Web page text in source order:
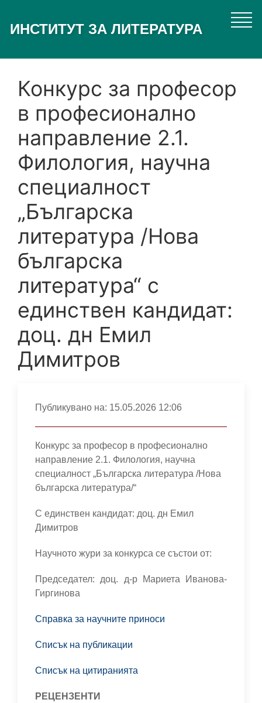
основното
ИНСТИТУТ ЗА ЛИТЕРАТУРА
Конкурс за професор
в професионално
направление 2.1.
Филология, научна
специалност
„Българска
литература /Нова
българска
литература“ с
единствен кандидат:
доц. дн Емил
Димитров
Публикувано на: 15.05.2026 12:06
Конкурс за професор в професионално
направление 2.1. Филология, научна
специалност „Българска литература /Нова
българска литература/“
С единствен кандидат: доц. дн Емил
Димитров
Научното жури за конкурса се състои от:
Председател: доц. д-р Мариета Иванова-
Гиргинова
Справка за научните приноси
Списък на публикации
Списък на цитиранията
РЕЦЕНЗЕНТИ